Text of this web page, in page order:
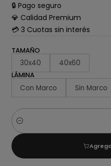
🔒 Pago seguro
💎 Calidad Premium
💳 3 Cuotas sin interés
TAMAÑO
30x40 40x60
LÁMINA
Con Marco Sin Marco
Cantidad